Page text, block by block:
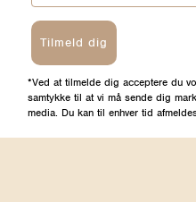
Tilmeld dig
*Ved at tilmelde dig acceptere du
samtykke til at vi må sende dig
media. Du kan til enhver tid